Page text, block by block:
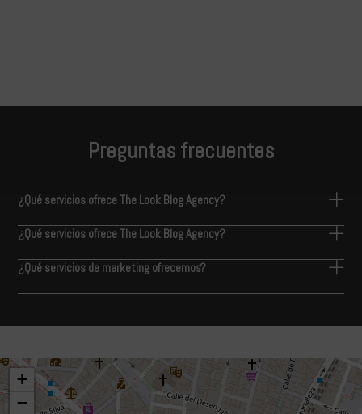
Preguntas frecuentes
¿Qué servicios ofrece The Look Blog Agency?
¿Qué servicios ofrece The Look Blog Agency?
¿Qué servicios de marketing ofrecemos?
+
−